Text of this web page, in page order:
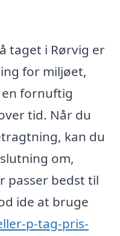
taget i Rørvig er
for miljøet,
fornuftig
tid. Når du
kan du
om,
passer bedst til
ide at bruge
p-tag-pris-